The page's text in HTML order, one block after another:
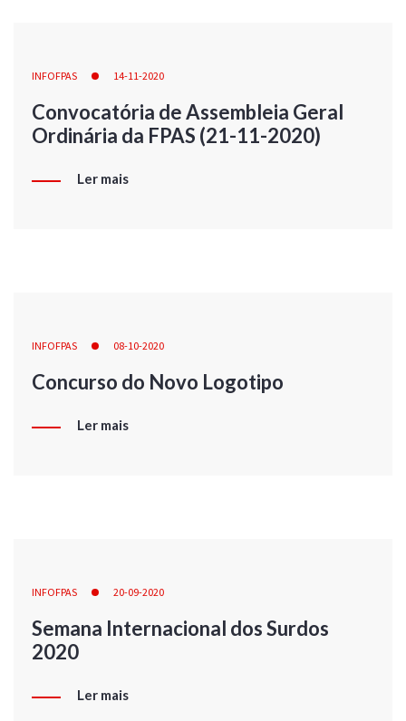
INFOFPAS 14-11-2020
Convocatória de Assembleia Geral
Ordinária da FPAS (21-11-2020)
Ler mais
INFOFPAS 08-10-2020
Concurso do Novo Logotipo
Ler mais
INFOFPAS 20-09-2020
Semana Internacional dos Surdos
2020
Ler mais